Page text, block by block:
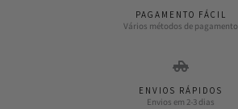
PAGAMENTO FÁCIL
Vários métodos de pagamento
ENVIOS RÁPIDOS
Envios em 2-3 dias